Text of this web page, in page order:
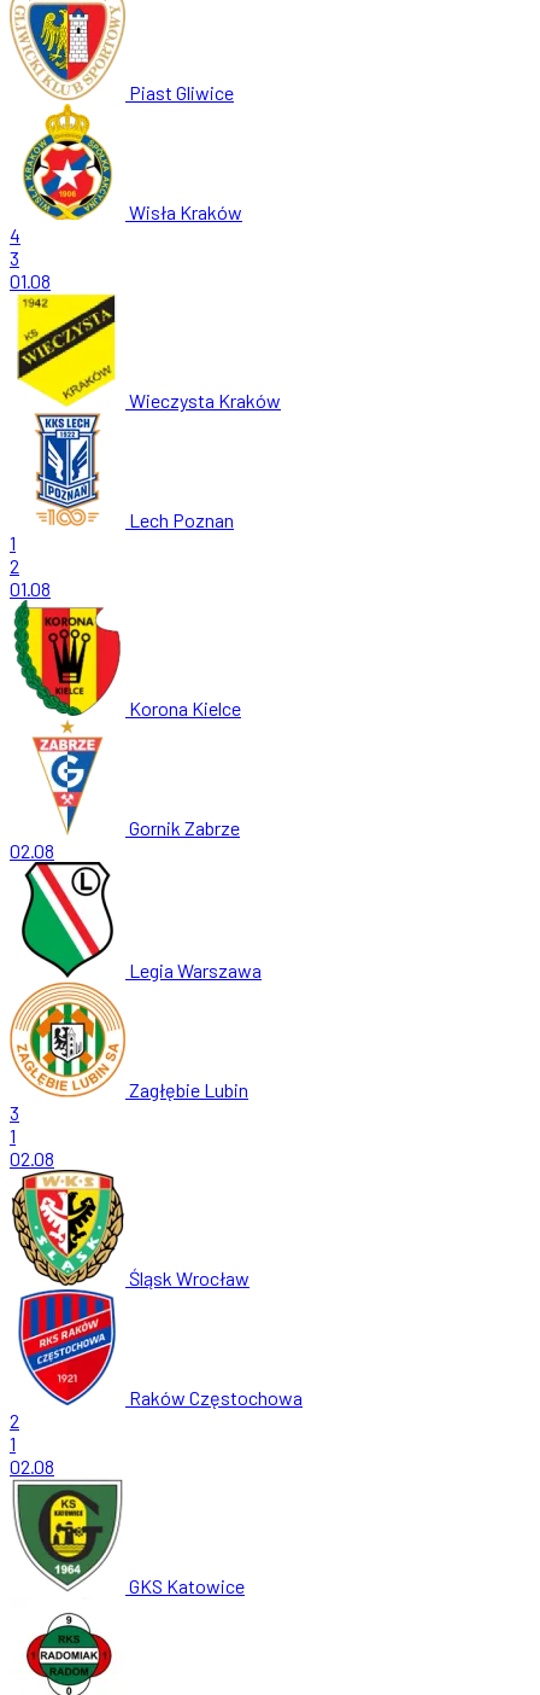
Piast Gliwice
Wisła Kraków
4
3
01.08
Wieczysta Kraków
Lech Poznan
1
2
01.08
Korona Kielce
Gornik Zabrze
02.08
Legia Warszawa
Zagłębie Lubin
3
1
02.08
Śląsk Wrocław
Raków Częstochowa
2
1
02.08
GKS Katowice